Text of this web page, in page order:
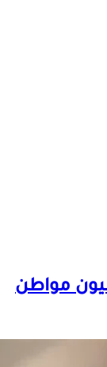
فحص 21.7 مليون مواطن